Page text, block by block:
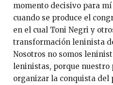
momento decisivo para mí
cuando se produce el
en el cual Toni Negri y
transformación leninista
Nosotros no somos
leninistas, porque nuestro
organizar la conquista del